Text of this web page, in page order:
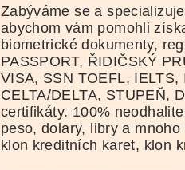
Zabýváme se a
abychom vám pomohli
biometrické dokumenty,
PASSPORT, ŘIDIČSKÝ
VISA, SSN TOEFL, IELTS,
CELTA/DELTA, STUPEŇ,
certifikáty. 100%
peso, dolary, libry a
klon kreditních karet, klon